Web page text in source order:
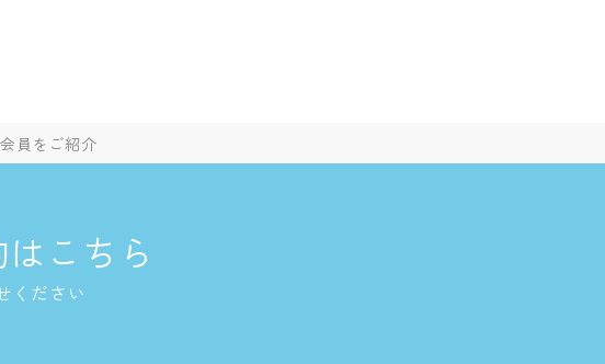
員をご紹介
こちら
ください